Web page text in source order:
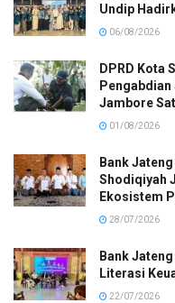
Undip
06/08/2026
DPRD Kota
Jambore
01/08/2026
Bank
Shodiqiyah
Ekosistem
28/07/2026
Bank
Literasi
22/07/2026